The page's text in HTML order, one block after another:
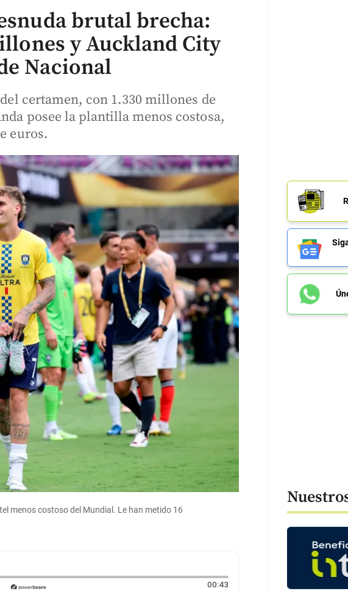
brutal brecha:
y Auckland City
Nacional
certamen, con 1.330 millones de
posee la plantilla menos costosa,
euros.
menos costoso del Mundial. Le han metido 16
00:43Duración: 43 segundos